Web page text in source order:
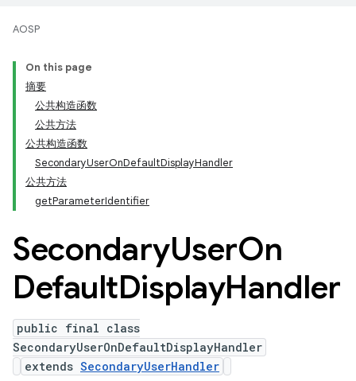
AOSP
On this page
摘要
公共构造函数
公共方法
公共构造函数
SecondaryUserOnDefaultDisplayHandler
公共方法
getParameterIdentifier
SecondaryUserOn
DefaultDisplayHandler
public final class
SecondaryUserOnDefaultDisplayHandler
extends SecondaryUserHandler